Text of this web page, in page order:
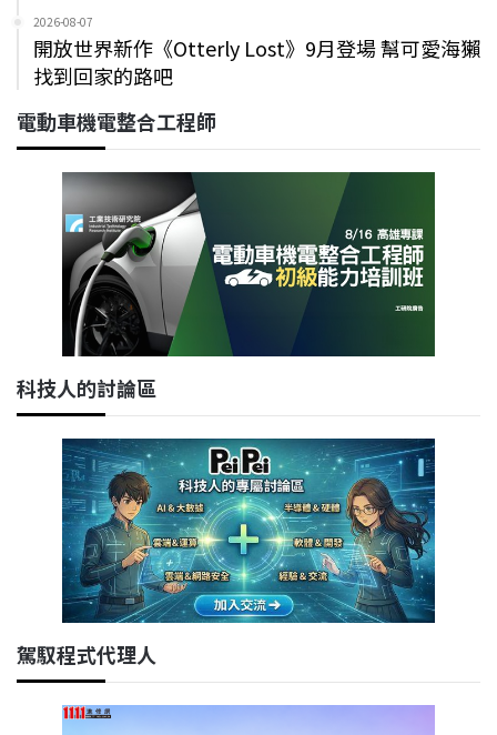
2026-08-07
開放世界新作《Otterly Lost》9月登場 幫可愛海獺
找到回家的路吧
電動車機電整合工程師
科技人的討論區
駕馭程式代理人